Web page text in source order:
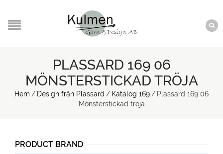
PLASSARD 169 06
MÖNSTERSTICKAD TRÖJA
Hem / Design från Plassard / Katalog 169 / Plassard 169 06
Mönsterstickad tröja
PRODUCT BRAND